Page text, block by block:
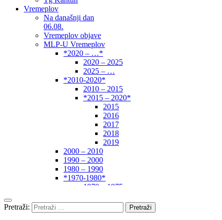
Vremeplov
Na današnji dan
06.08.
Vremeplov objave
MLP-U Vremeplov
*2020 – …*
2020 – 2025
2025 – …
*2010-2020*
2010 – 2015
*2015 – 2020*
2015
2016
2017
2018
2019
2000 – 2010
1990 – 2000
1980 – 1990
*1970-1980*
1970 – 1975
1960 – 1970
1950 – 1960
Pretraži: